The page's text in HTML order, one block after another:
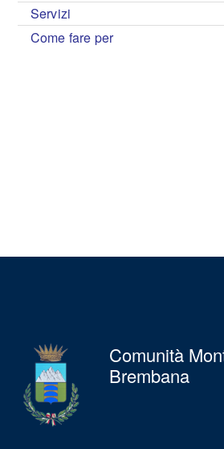
Servizi
Come fare per
Comunità
Brembana